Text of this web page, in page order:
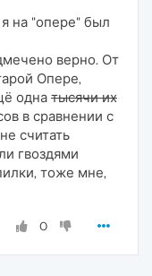
я на "опере" был
верно. От
Опере,
одна тысячи их
в сравнении с
считать
гвоздями
тоже мне,
0